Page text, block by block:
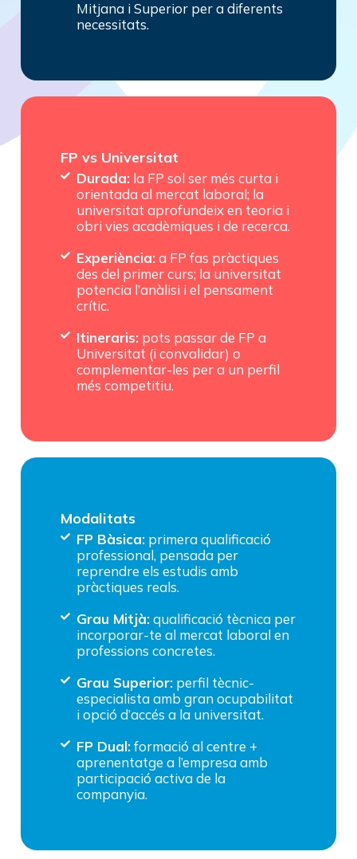
Mitjana i Superior per a diferents
necessitats.
FP vs Universitat
Durada: la FP sol ser més curta i
orientada al mercat laboral; la
universitat aprofundeix en teoria i
obri vies acadèmiques i de recerca.
Experiència: a FP fas pràctiques
des del primer curs; la universitat
potencia l’anàlisi i el pensament
crític.
Itineraris: pots passar de FP a
Universitat (i convalidar) o
complementar-les per a un perfil
més competitiu.
Modalitats
FP Bàsica: primera qualificació
professional, pensada per
reprendre els estudis amb
pràctiques reals.
Grau Mitjà:qualificació tècnica per
incorporar-te al mercat laboral en
professions concretes.
Grau Superior: perfil tècnic-
especialista amb gran ocupabilitat
i opció d’accés a la universitat.
FP Dual:formació al centre +
aprenentatge a l’empresa amb
participació activa de la
companyia.